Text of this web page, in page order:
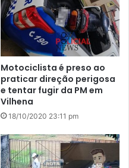
Motociclista é preso ao
praticar direção perigosa
e tentar fugir da PM em
Vilhena
18/10/2020 23:11 pm